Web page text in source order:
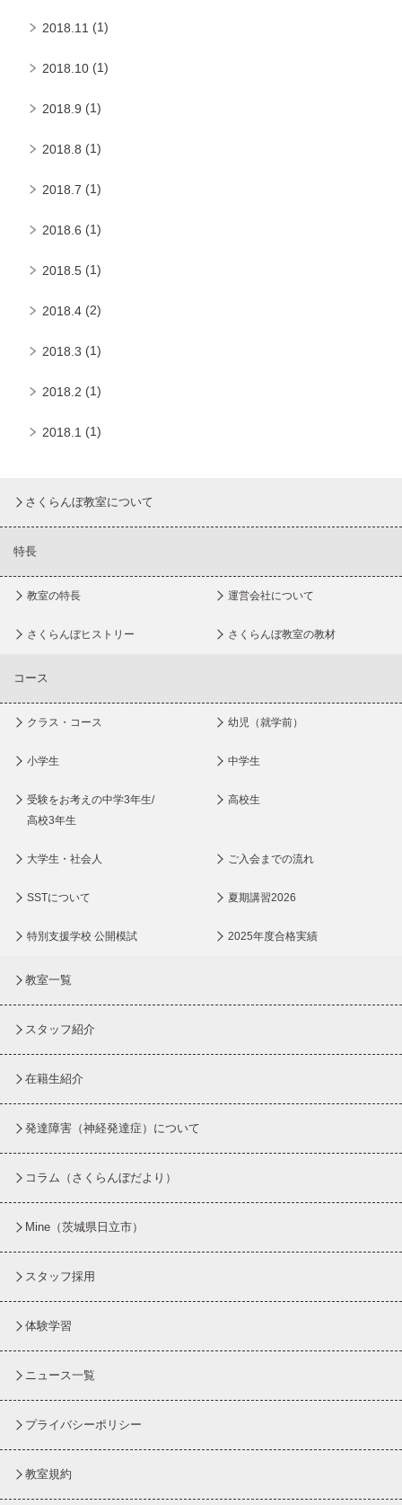
2018.11 (1)
2018.10 (1)
2018.9 (1)
2018.8 (1)
2018.7 (1)
2018.6 (1)
2018.5 (1)
2018.4 (2)
2018.3 (1)
2018.2 (1)
2018.1 (1)
さくらんぼ教室について
特長
教室の特長 運営会社について
さくらんぼヒストリー さくらんぼ教室の教材
コース
クラス・コース 幼児（就学前）
小学生 中学生
受験をお考えの中学3年生/
高校3年生
高校生
大学生・社会人 ご入会までの流れ
SSTについて 夏期講習2026
特別支援学校 公開模試 2025年度合格実績
教室一覧
スタッフ紹介
在籍生紹介
発達障害（神経発達症）について
コラム （さくらんぼだより）
Mine（茨城県日立市）
スタッフ採用
体験学習
ニュース一覧
プライバシーポリシー
教室規約